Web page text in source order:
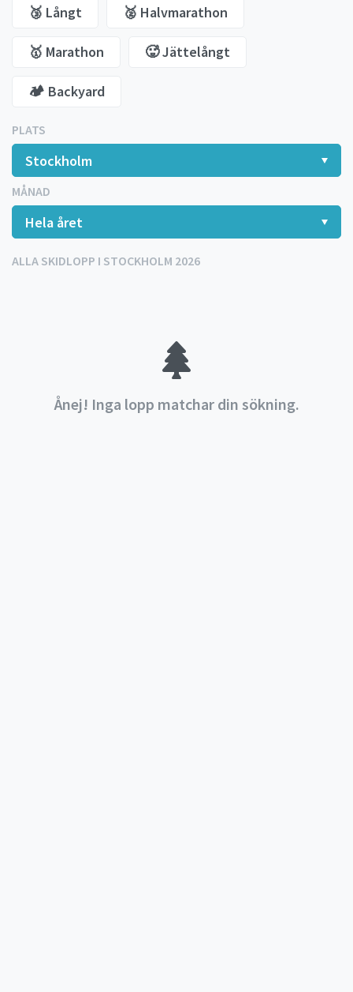
🥉 Långt 🥈 Halvmarathon
🥇 Marathon 🥵 Jättelångt
🏕️ Backyard
PLATS
MÅNAD
ALLA SKIDLOPP I STOCKHOLM 2026
Ånej! Inga lopp matchar din sökning.